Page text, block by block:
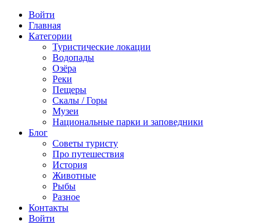
Войти
Главная
Категории
Туристические локации
Водопады
Озёра
Реки
Пещеры
Скалы / Горы
Музеи
Национальные парки и заповедники
Блог
Советы туристу
Про путешествия
История
Животные
Рыбы
Разное
Контакты
Войти